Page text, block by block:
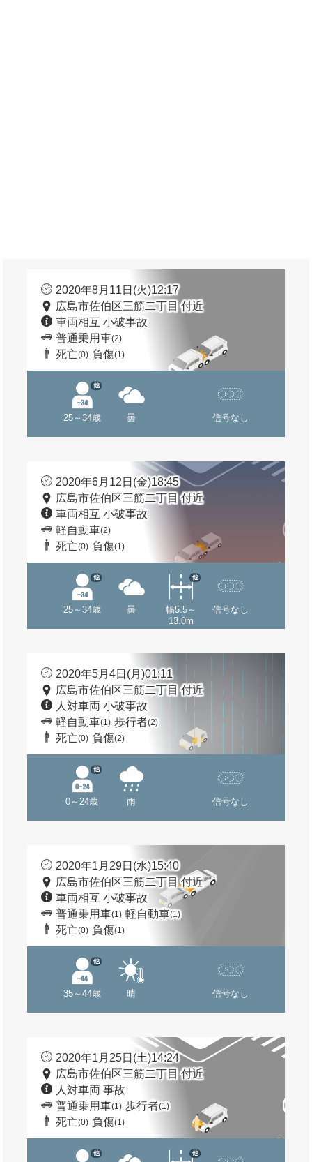
2020年8月11日(火)12:17
広島市佐伯区三筋二丁目 付近
車両相互 小破事故
普通乗用車(2)
死亡(0) 負傷(1)
25～34歳
他
曇 信号なし
2020年6月12日(金)18:45
広島市佐伯区三筋二丁目 付近
車両相互 小破事故
軽自動車(2)
死亡(0) 負傷(1)
25～34歳
他
曇
幅5.5～
13.0m
他
信号なし
2020年5月4日(月)01:11
広島市佐伯区三筋二丁目 付近
人対車両 小破事故
軽自動車(1) 歩行者(2)
死亡(0) 負傷(2)
0～24歳
他
雨 信号なし
2020年1月29日(水)15:40
広島市佐伯区三筋二丁目 付近
車両相互 小破事故
普通乗用車(1) 軽自動車(1)
死亡(0) 負傷(1)
35～44歳
他
晴 信号なし
2020年1月25日(土)14:24
広島市佐伯区三筋二丁目 付近
人対車両 事故
普通乗用車(1) 歩行者(1)
死亡(0) 負傷(1)
他 他